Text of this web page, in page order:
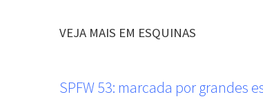
VEJA MAIS EM ESQUINAS
SPFW 53: marcada por grandes